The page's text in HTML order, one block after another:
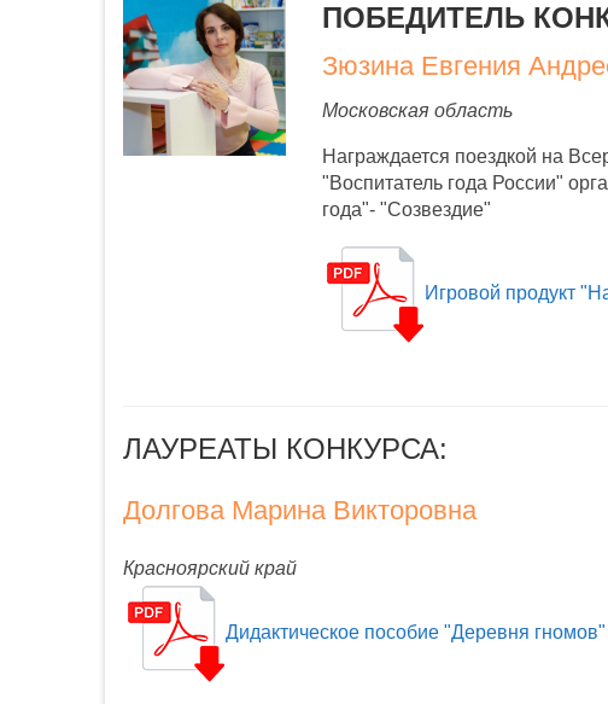
ПОБЕДИТЕЛЬ
Зюзина Евгения
Московская область
Награждается поездкой на
"Воспитатель года России"
года"- "Созвездие"
Игровой продукт
ЛАУРЕАТЫ КОНКУРСА:
Долгова Марина Викторовна
Красноярский край
Дидактическое пособие "Деревня гномов"